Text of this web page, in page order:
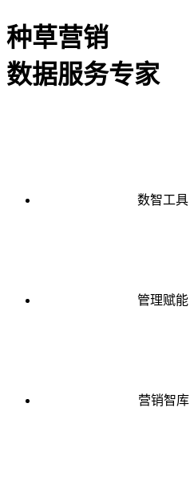
种草营销
数据服务专家
数智工具
管理赋能
营销智库